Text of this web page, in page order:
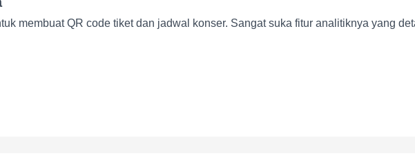
membuat QR code tiket dan jadwal konser. Sangat suka fitur analitiknya yang